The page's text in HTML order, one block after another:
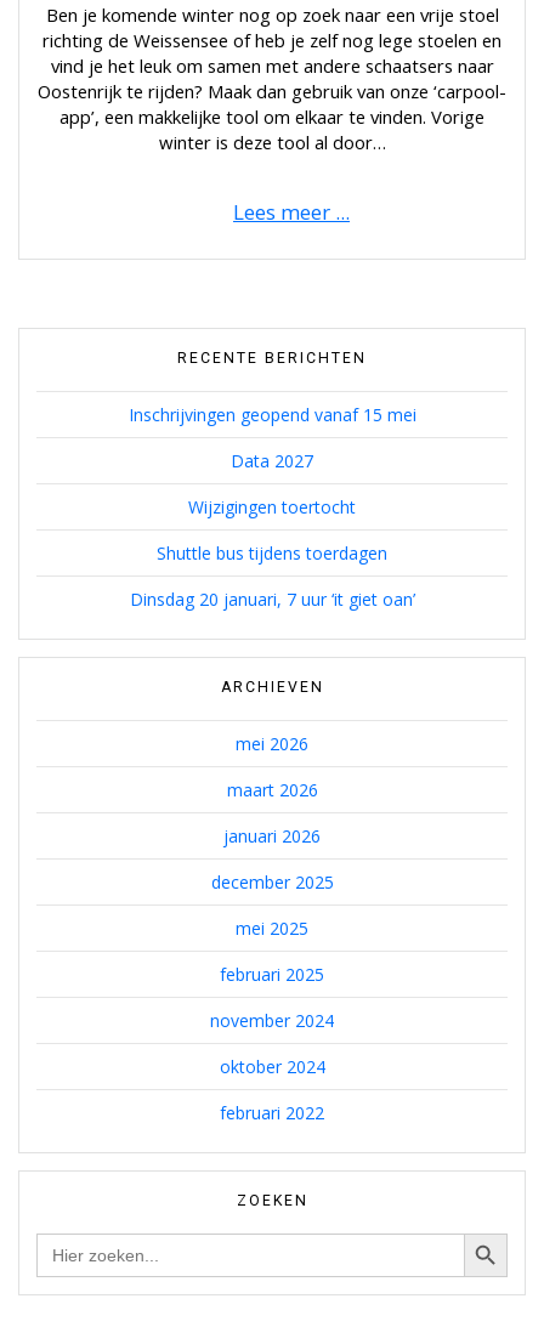
Ben je komende winter nog op zoek naar een vrije stoel
richting de Weissensee of heb je zelf nog lege stoelen en
vind je het leuk om samen met andere schaatsers naar
Oostenrijk te rijden? Maak dan gebruik van onze ‘carpool-
app’, een makkelijke tool om elkaar te vinden. Vorige
winter is deze tool al door…
RECENTE BERICHTEN
Inschrijvingen geopend vanaf 15 mei
Data 2027
Wijzigingen toertocht
Shuttle bus tijdens toerdagen
Dinsdag 20 januari, 7 uur ‘it giet oan’
ARCHIEVEN
mei 2026
maart 2026
januari 2026
december 2025
mei 2025
februari 2025
november 2024
oktober 2024
februari 2022
ZOEKEN
Zoek Zoekknop